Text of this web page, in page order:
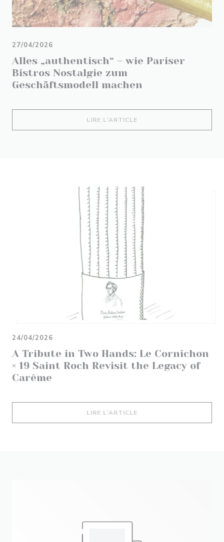
Alles „authentisch“ – wie Pariser
Bistros Nostalgie zum
Geschäftsmodell machen
27/04/2026
LIRE L'ARTICLE
A Tribute in Two Hands: Le Cornichon
× 19 Saint Roch Revisit the Legacy of
Carême
24/04/2026
LIRE L'ARTICLE